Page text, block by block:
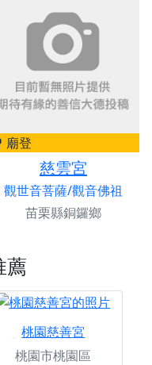
廟登
慈雲宮
觀世音菩薩/觀音佛祖
苗栗縣銅鑼鄉
薦
桃園慈善宮
桃園市桃園區